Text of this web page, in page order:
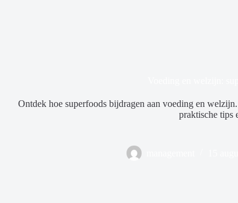
Ontdek hoe superfoods bijdragen aan voeding en
praktische tips